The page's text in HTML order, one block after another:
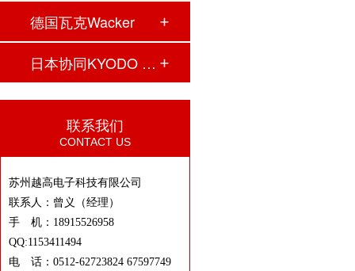
德国瓦克Wacker
日本协同KYODO YUS…
联系我们
CONTACT US
苏州越高电子科技有限公司
联系人：曾义（经理）
手 机：18915526958
QQ:1153411494
电 话：0512-62723824 67597749